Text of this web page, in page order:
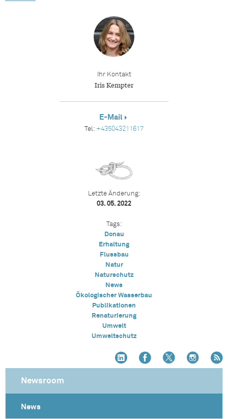
Ihr Kontakt
Iris Kempter
E-Mail
Tel: +435043211617
Letzte Änderung:
03. 05. 2022
Tags:
Donau
Erhaltung
Flussbau
Natur
Naturschutz
News
Ökologischer Wasserbau
Publikationen
Renaturierung
Umwelt
Umweltschutz
Newsroom
News